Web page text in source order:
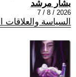
بشار مرشد
2026 / 8 / 7
السياسة والعلاقات